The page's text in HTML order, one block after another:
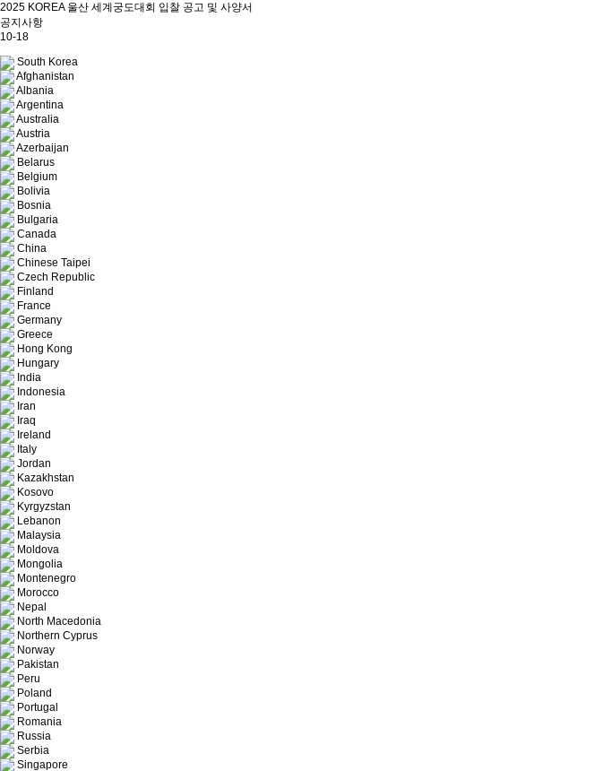
2025 KOREA 울산 세계궁도대회 입찰 공고 및 사양서
공지사항
10-18
South Korea
Afghanistan
Albania
Argentina
Australia
Austria
Azerbaijan
Belarus
Belgium
Bolivia
Bosnia
Bulgaria
Canada
China
Chinese Taipei
Czech Republic
Finland
France
Germany
Greece
Hong Kong
Hungary
India
Indonesia
Iran
Iraq
Ireland
Italy
Jordan
Kazakhstan
Kosovo
Kyrgyzstan
Lebanon
Malaysia
Moldova
Mongolia
Montenegro
Morocco
Nepal
North Macedonia
Northern Cyprus
Norway
Pakistan
Peru
Poland
Portugal
Romania
Russia
Serbia
Singapore